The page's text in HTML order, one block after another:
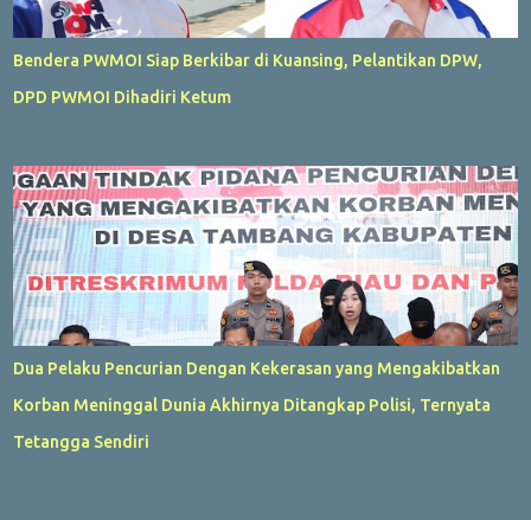
Bendera PWMOI Siap Berkibar di Kuansing, Pelantikan DPW,
DPD PWMOI Dihadiri Ketum
Dua Pelaku Pencurian Dengan Kekerasan yang Mengakibatkan
Korban Meninggal Dunia Akhirnya Ditangkap Polisi, Ternyata
Tetangga Sendiri